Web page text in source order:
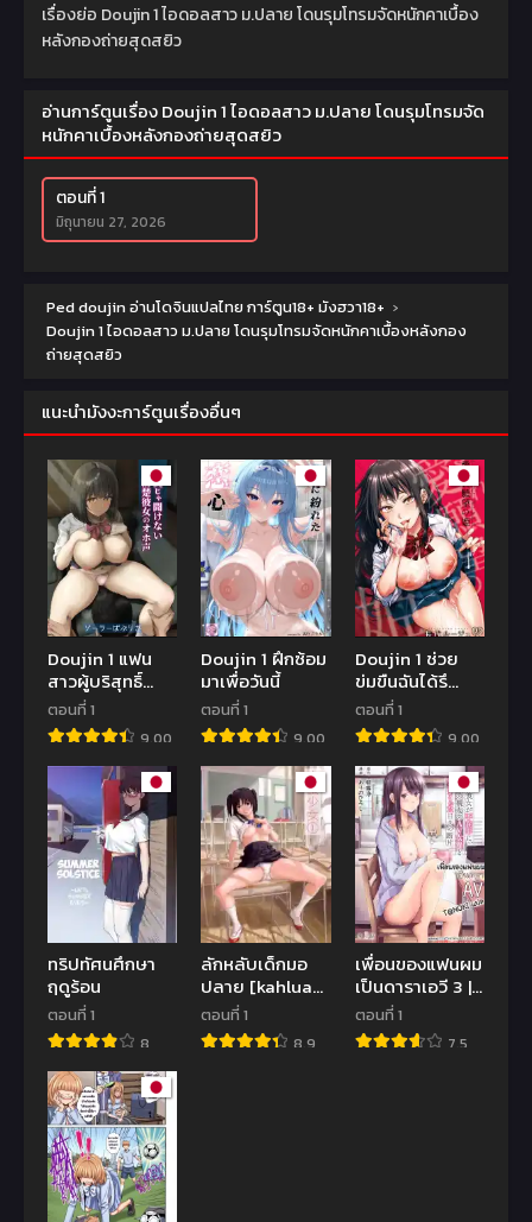
เรื่องย่อ Doujin 1 ไอดอลสาว ม.ปลาย โดนรุมโทรมจัดหนักคาเบื้อง
หลังกองถ่ายสุดสยิว
อ่านการ์ตูนเรื่อง Doujin 1 ไอดอลสาว ม.ปลาย โดนรุมโทรมจัด
หนักคาเบื้องหลังกองถ่ายสุดสยิว
ตอนที่ 1
มิถุนายน 27, 2026
Ped doujin อ่านโดจินแปลไทย การ์ตูน18+ มังฮวา18+ ›
Doujin 1 ไอดอลสาว ม.ปลาย โดนรุมโทรมจัดหนักคาเบื้องหลังกอง
ถ่ายสุดสยิว
แนะนำมังงะการ์ตูนเรื่องอื่นๆ
Doujin 1 แฟน
สาวผู้บริสุทธิ์
[Sora Paprika]
Kareshi ja
kikenai seiso
kanojo no Oho
koe
ตอนที่ 1
9.00
Doujin 1 ฝึกซ้อม
มาเพื่อวันนี้
ตอนที่ 1
9.00
Doujin 1 ช่วย
ข่มขืนฉันได้รึ
เปล่า
[Nagashiro
Rouge] Aisare
Ganbou no
Hime – Love
Me Naked
ตอนที่ 1
9.00
ทริปทัศนศึกษา
ฤดูร้อน
ตอนที่ 1
8
ลักหลับเด็กมอ
ปลาย [kahlua
suzuki]
Suimitsu
Shoujo 1
ตอนที่ 1
8.9
เพื่อนของแฟนผม
เป็นดาราเอวี 3 |
[Arino Hiroshi]
Boku no
Kanojo ga
ตอนที่ 1
7.5